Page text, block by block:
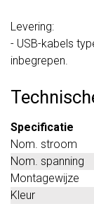
Levering:
- USB-kabels
inbegrepen.
Specificatie
Nom. stroom
Nom. spanning
Montagewijze
Kleur